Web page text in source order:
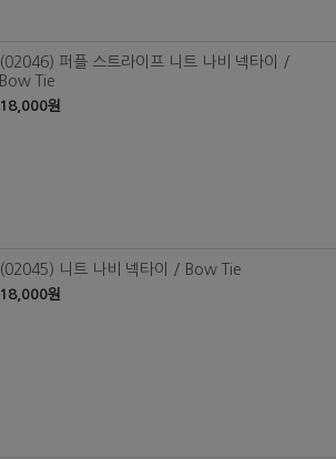
(02046) 퍼플 스트라이프 니트 나비 넥타이 /
Bow Tie
18,000원
(02045) 니트 나비 넥타이 / Bow Tie
18,000원